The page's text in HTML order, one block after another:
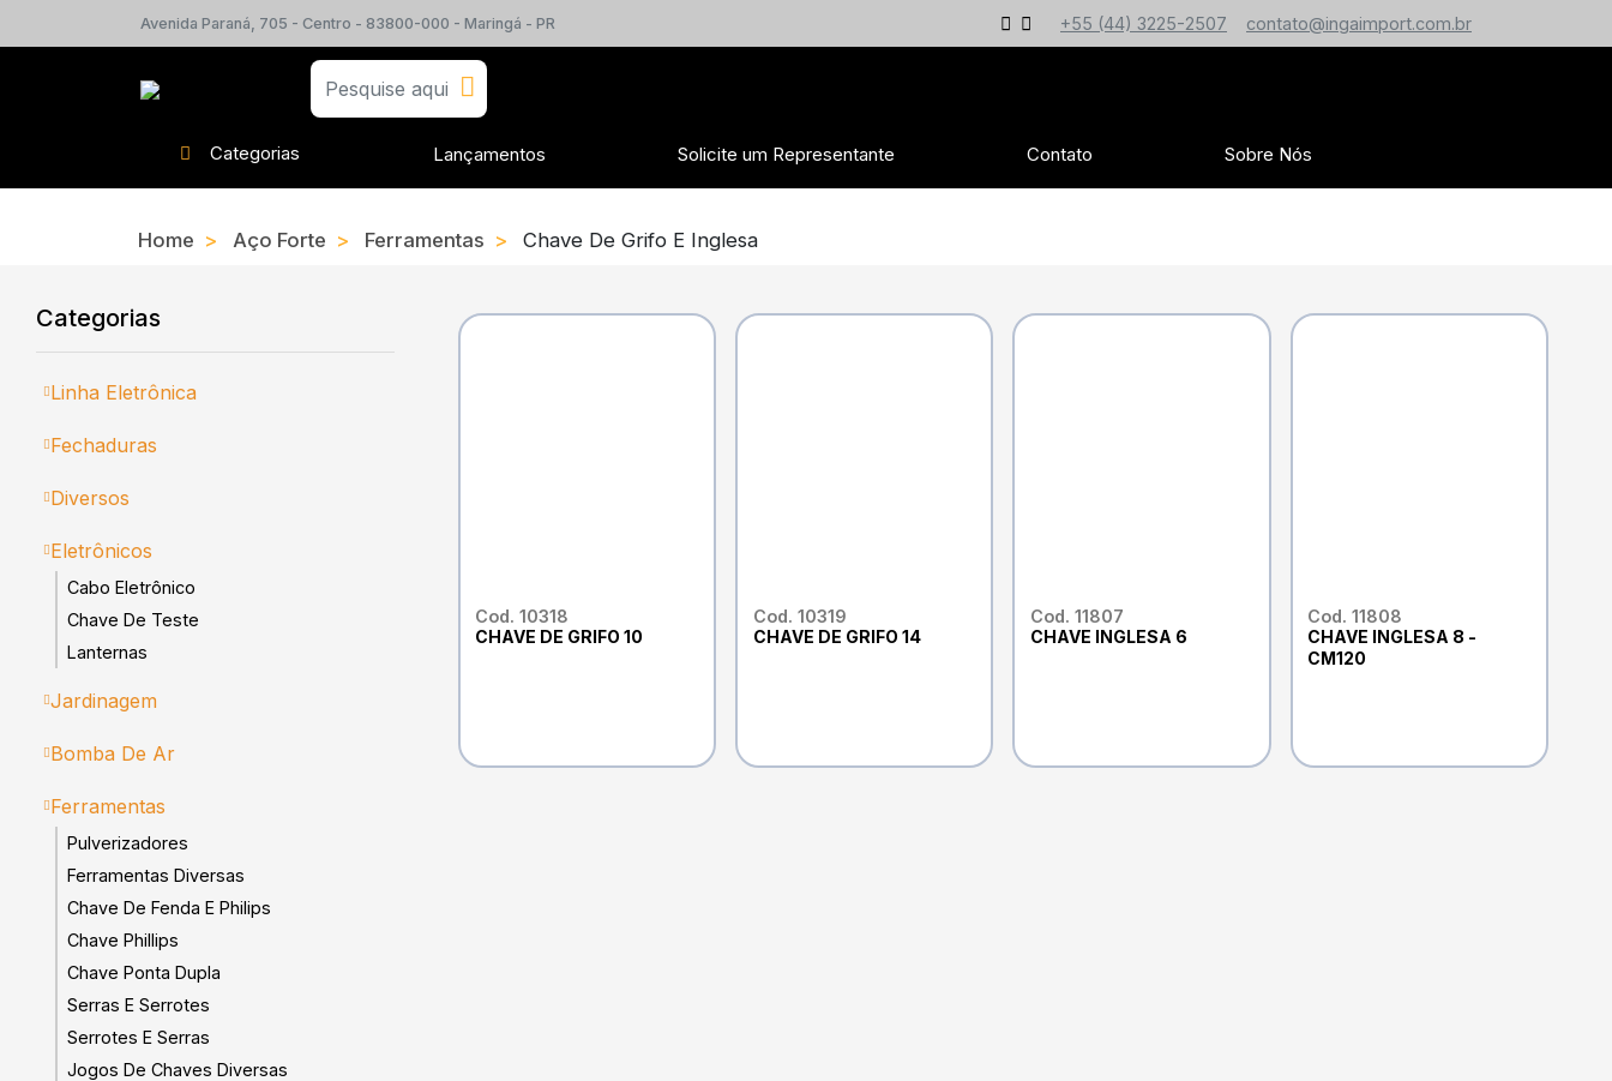
Avenida Paraná, 705 - Centro - 83800-000 - Maringá - PR +55 (44) 3225-2507 contato@ingaimport.com.br
Categorias Lançamentos Solicite um Representante Contato Sobre Nós
Home Aço Forte Ferramentas Chave De Grifo E Inglesa
Categorias
Linha Eletrônica
Fechaduras
Diversos
Eletrônicos
Cabo Eletrônico
Chave De Teste
Lanternas
Jardinagem
Bomba De Ar
Ferramentas
Pulverizadores
Ferramentas Diversas
Chave De Fenda E Philips
Chave Phillips
Chave Ponta Dupla
Serras E Serrotes
Serrotes E Serras
Jogos De Chaves Diversas
Cod. 10318
CHAVE DE GRIFO 10
Cod. 10319
CHAVE DE GRIFO 14
Cod. 11807
CHAVE INGLESA 6
Cod. 11808
CHAVE INGLESA 8 -
CM120